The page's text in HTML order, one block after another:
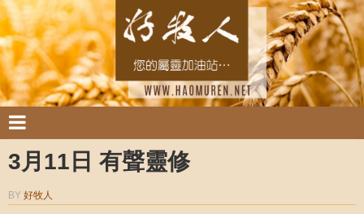
3月11日 有聲靈修
BY 好牧人